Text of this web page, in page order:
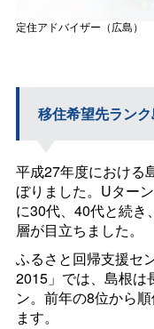
定住アドバイザー（広島）
移住希望先ラン
平成27年度における
ぼりました。Uター
に30代、40代と続き
層が目立ちました。
ふるさと回帰支援セ
2015」では、島根は
ン。前年の8位から
ます。